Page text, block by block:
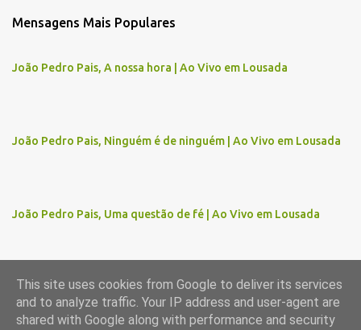
e
t
i
Mensagens Mais Populares
João Pedro Pais, A nossa hora | Ao Vivo em Lousada
João Pedro Pais, Ninguém é de ninguém | Ao Vivo em Lousada
João Pedro Pais, Uma questão de fé | Ao Vivo em Lousada
Com tecnologia do Blogger
This site uses cookies from Google to deliver its services
and to analyze traffic. Your IP address and user-agent are
shared with Google along with performance and security